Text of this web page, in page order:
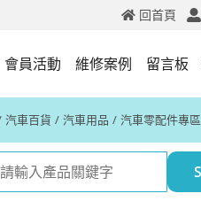
回首頁
會員活動 維修案例 留言板
汽車百貨 汽車用品 汽車零配件專區